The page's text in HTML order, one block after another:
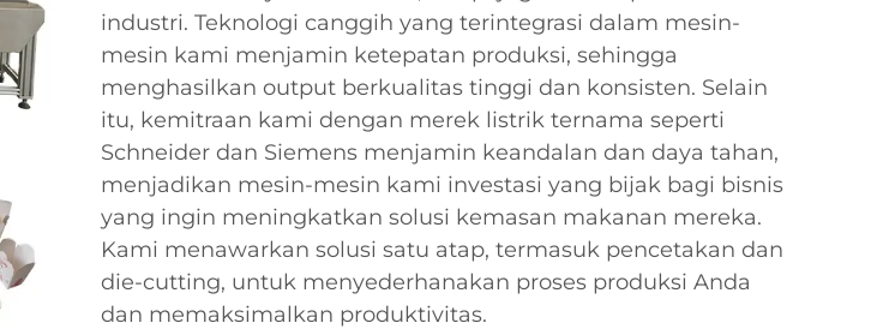
industri. Teknologi canggih yang terintegrasi dalam mesin-
mesin kami menjamin ketepatan produksi, sehingga
menghasilkan output berkualitas tinggi dan konsisten. Selain
itu, kemitraan kami dengan merek listrik ternama seperti
Schneider dan Siemens menjamin keandalan dan daya tahan,
menjadikan mesin-mesin kami investasi yang bijak bagi bisnis
yang ingin meningkatkan solusi kemasan makanan mereka.
Kami menawarkan solusi satu atap, termasuk pencetakan dan
die-cutting, untuk menyederhanakan proses produksi Anda
dan memaksimalkan produktivitas.